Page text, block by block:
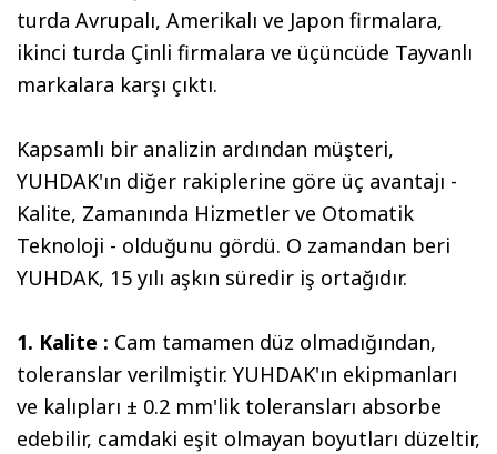
turda Avrupalı, Amerikalı ve Japon firmalara,
ikinci turda Çinli firmalara ve üçüncüde Tayvanlı
markalara karşı çıktı.
Kapsamlı bir analizin ardından müşteri,
YUHDAK'ın diğer rakiplerine göre üç avantajı -
Kalite, Zamanında Hizmetler ve Otomatik
Teknoloji - olduğunu gördü. O zamandan beri
YUHDAK, 15 yılı aşkın süredir iş ortağıdır.
1. Kalite : Cam tamamen düz olmadığından,
toleranslar verilmiştir. YUHDAK'ın ekipmanları
ve kalıpları ± 0.2 mm'lik toleransları absorbe
edebilir, camdaki eşit olmayan boyutları düzeltir,